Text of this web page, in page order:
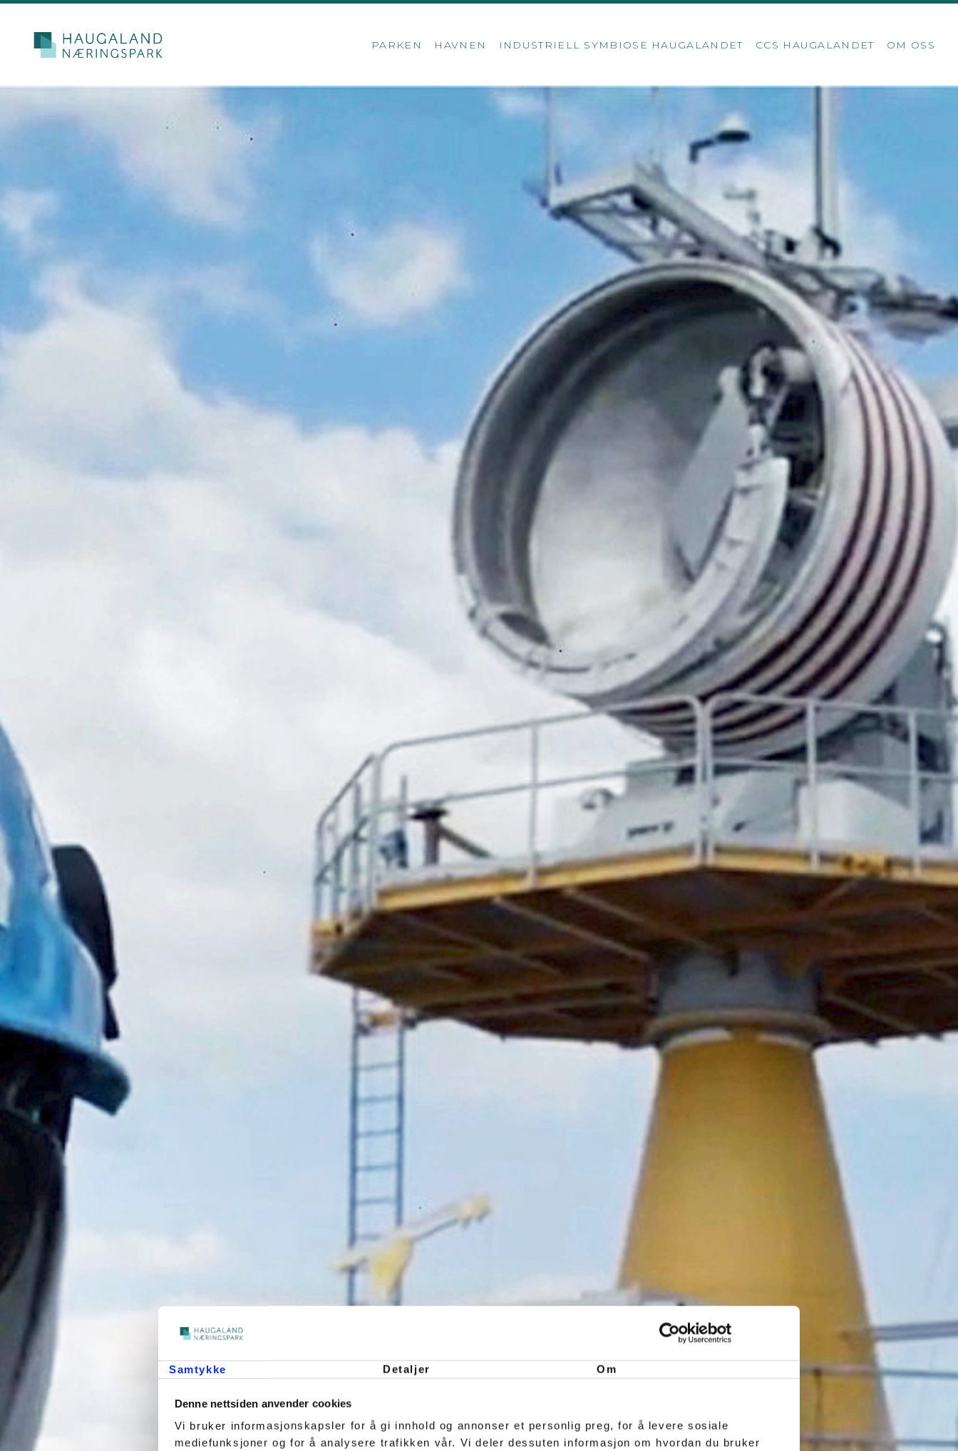
Samtykke Detaljer Om
Denne nettsiden anvender cookies
Vi bruker informasjonskapsler for å gi innhold og annonser et personlig preg, for å levere sosiale
mediefunksjoner og for å analysere trafikken vår. Vi deler dessuten informasjon om hvordan du bruker
PARKEN HAVNEN INDUSTRIELL SYMBIOSE HAUGALANDET CCS HAUGALANDET OM OSS